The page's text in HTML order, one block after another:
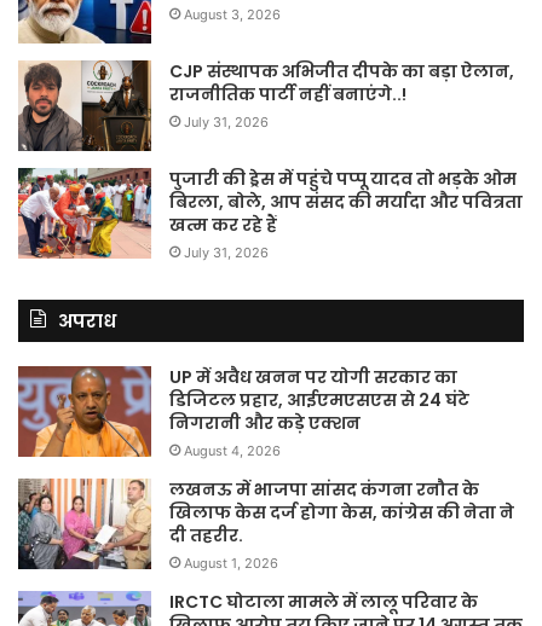
August 3, 2026
CJP संस्थापक अभिजीत दीपके का बड़ा ऐलान,
राजनीतिक पार्टी नहीं बनाएंगे..!
July 31, 2026
पुजारी की ड्रेस में पहुंचे पप्पू यादव तो भड़के ओम
बिरला, बोले, आप संसद की मर्यादा और पवित्रता
खत्म कर रहे हैं
July 31, 2026
अपराध
UP में अवैध खनन पर योगी सरकार का
डिजिटल प्रहार, आईएमएसएस से 24 घंटे
निगरानी और कड़े एक्शन
August 4, 2026
लखनऊ में भाजपा सांसद कंगना रनौत के
खिलाफ केस दर्ज होगा केस, कांग्रेस की नेता ने
दी तहरीर.
August 1, 2026
IRCTC घोटाला मामले में लालू परिवार के